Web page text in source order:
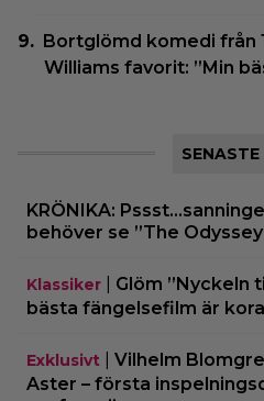
Bortglömd komedi från
Williams favorit: ”Min
KRÖNIKA:
behöver se ”The
Klassiker
Glöm ”Nyckeln
bästa fängelsefilm är
Exklusivt
Vilhelm
Aster – första